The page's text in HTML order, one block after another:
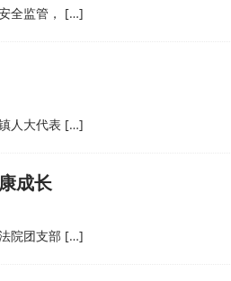
全监管， […]
人大代表 […]
成长
院团支部 […]